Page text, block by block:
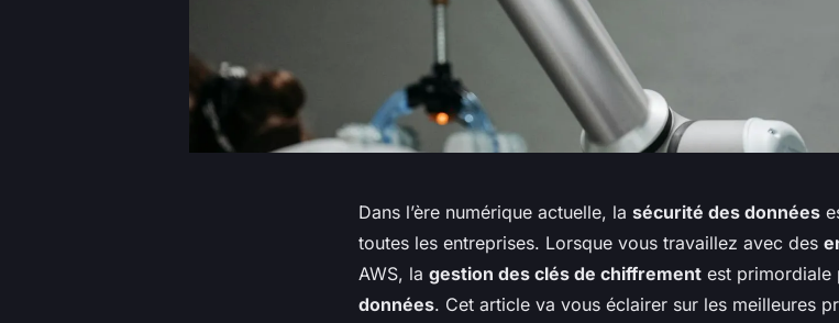
Dans l’ère numérique actuelle, la sécurité des données
toutes les entreprises. Lorsque vous travaillez avec des
AWS, la gestion des clés de chiffrement est primordiale
données. Cet article va vous éclairer sur les meilleures